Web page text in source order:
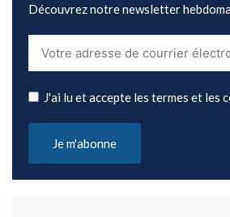
Découvrez notre newsletter
J'ai lu et accepte les termes et les